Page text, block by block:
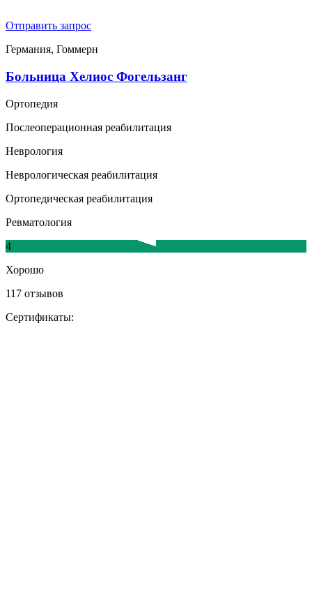
Отправить запрос
Германия, Гоммерн
Больница Хелиос Фогельзанг
Ортопедия
Послеоперационная реабилитация
Неврология
Неврологическая реабилитация
Ортопедическая реабилитация
Ревматология
4
Хорошо
117 отзывов
Сертификаты: